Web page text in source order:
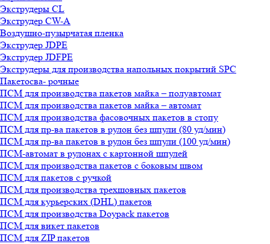
Экструдеры CL
Экструдер CW-A
Воздушно-пузырчатая пленка
Экструдер JDPE
Экструдер JDFPE
Экструдеры для производства напольных покрытий SPC
Пакетосва- рочные
ПСМ для производства пакетов майка – полуавтомат
ПСМ для производства пакетов майка – автомат
ПСМ для производства фасовочных пакетов в стопу
ПСМ для пр-ва пакетов в рулон без шпули (80 уд/мин)
ПСМ для пр-ва пакетов в рулон без шпули (100 уд/мин)
ПСМ-автомат в рулонах с картонной шпулей
ПСМ для производства пакетов с боковым швом
ПСМ для пакетов с ручкой
ПСМ для производства трехшовных пакетов
ПСМ для курьерских (DHL) пакетов
ПСМ для производства Doypack пакетов
ПСМ для викет пакетов
ПСМ для ZIP пакетов